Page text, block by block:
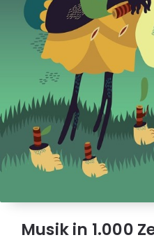
Musik in 1.000